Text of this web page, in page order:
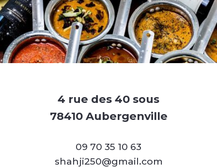
4 rue des 40 sous
78410 Aubergenville
09 70 35 10 63
shahji250@gmail.com